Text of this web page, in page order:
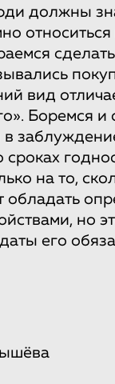
должны
вид
Боремся и
в
на то,
обладать
но
его